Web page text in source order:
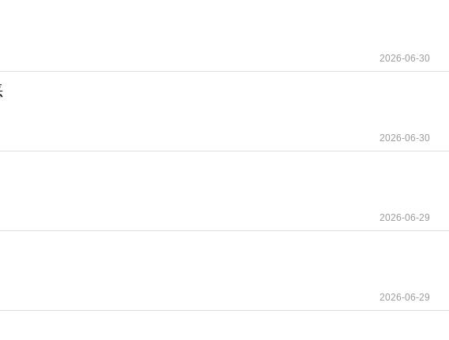
2026-06-30
2026-06-30
2026-06-29
2026-06-29